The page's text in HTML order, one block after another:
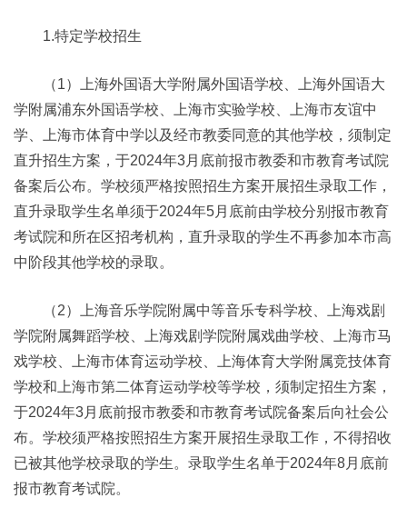
1.特定学校招生
（1）上海外国语大学附属外国语学校、上海外国语大
学附属浦东外国语学校、上海市实验学校、上海市友谊中
学、上海市体育中学以及经市教委同意的其他学校，须制定
直升招生方案，于2024年3月底前报市教委和市教育考试院
备案后公布。学校须严格按照招生方案开展招生录取工作，
直升录取学生名单须于2024年5月底前由学校分别报市教育
考试院和所在区招考机构，直升录取的学生不再参加本市高
中阶段其他学校的录取。
（2）上海音乐学院附属中等音乐专科学校、上海戏剧
学院附属舞蹈学校、上海戏剧学院附属戏曲学校、上海市马
戏学校、上海市体育运动学校、上海体育大学附属竞技体育
学校和上海市第二体育运动学校等学校，须制定招生方案，
于2024年3月底前报市教委和市教育考试院备案后向社会公
布。学校须严格按照招生方案开展招生录取工作，不得招收
已被其他学校录取的学生。录取学生名单于2024年8月底前
报市教育考试院。